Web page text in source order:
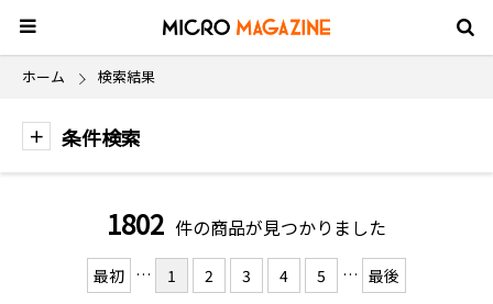
ホーム 検索結果
条件検索
1802 件の商品が見つかりました
最初 … 1 2 3 4 5 … 最後